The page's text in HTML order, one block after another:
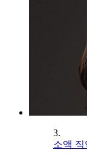
3.
소액